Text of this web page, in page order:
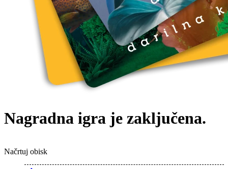
Nagradna igra je zaključena.
Načrtuj obisk